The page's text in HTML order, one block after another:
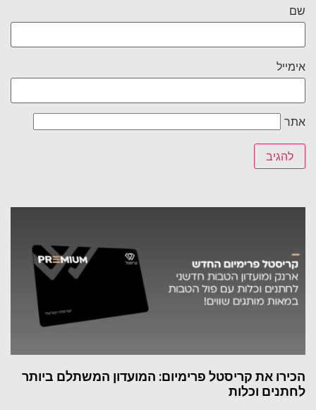
שם
אימייל
אתר
הכירו את קריסטל פרימיום: המועדון המשתלם ביותר
לחתנים וכלות